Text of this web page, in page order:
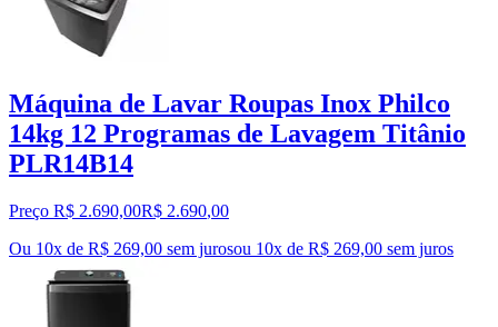
Máquina de Lavar Roupas Inox Philco
14kg 12 Programas de Lavagem Titânio
PLR14B14
Preço R$ 2.690,00R$ 2.690,00
Ou 10x de R$ 269,00 sem jurosou 10x de R$ 269,00 sem juros